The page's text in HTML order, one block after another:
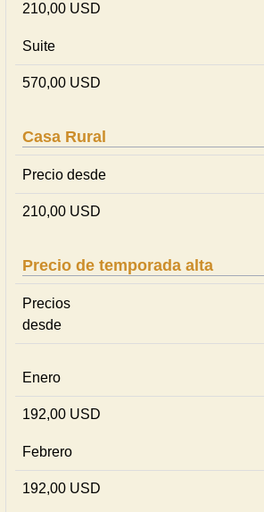
210,00 USD
Suite
570,00 USD
Casa Rural
Precio desde
210,00 USD
Precio de temporada alta
Precios
desde
Enero
192,00 USD
Febrero
192,00 USD